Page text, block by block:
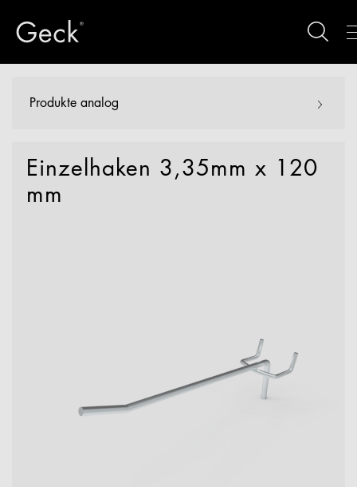
Produkte analog
Einzelhaken 3,35mm x 120
mm